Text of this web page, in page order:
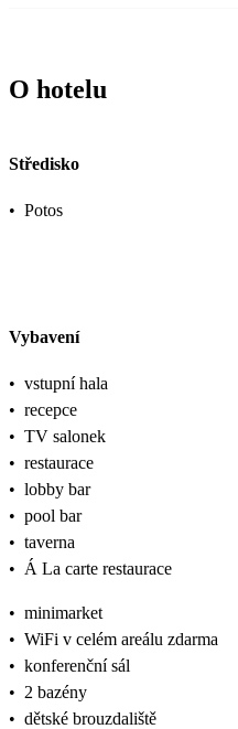
O hotelu
Středisko
• Potos
Vybavení
• vstupní hala
• recepce
• TV salonek
• restaurace
• lobby bar
• pool bar
• taverna
• Á La carte restaurace
• minimarket
• WiFi v celém areálu zdarma
• konferenční sál
• 2 bazény
• dětské brouzdaliště